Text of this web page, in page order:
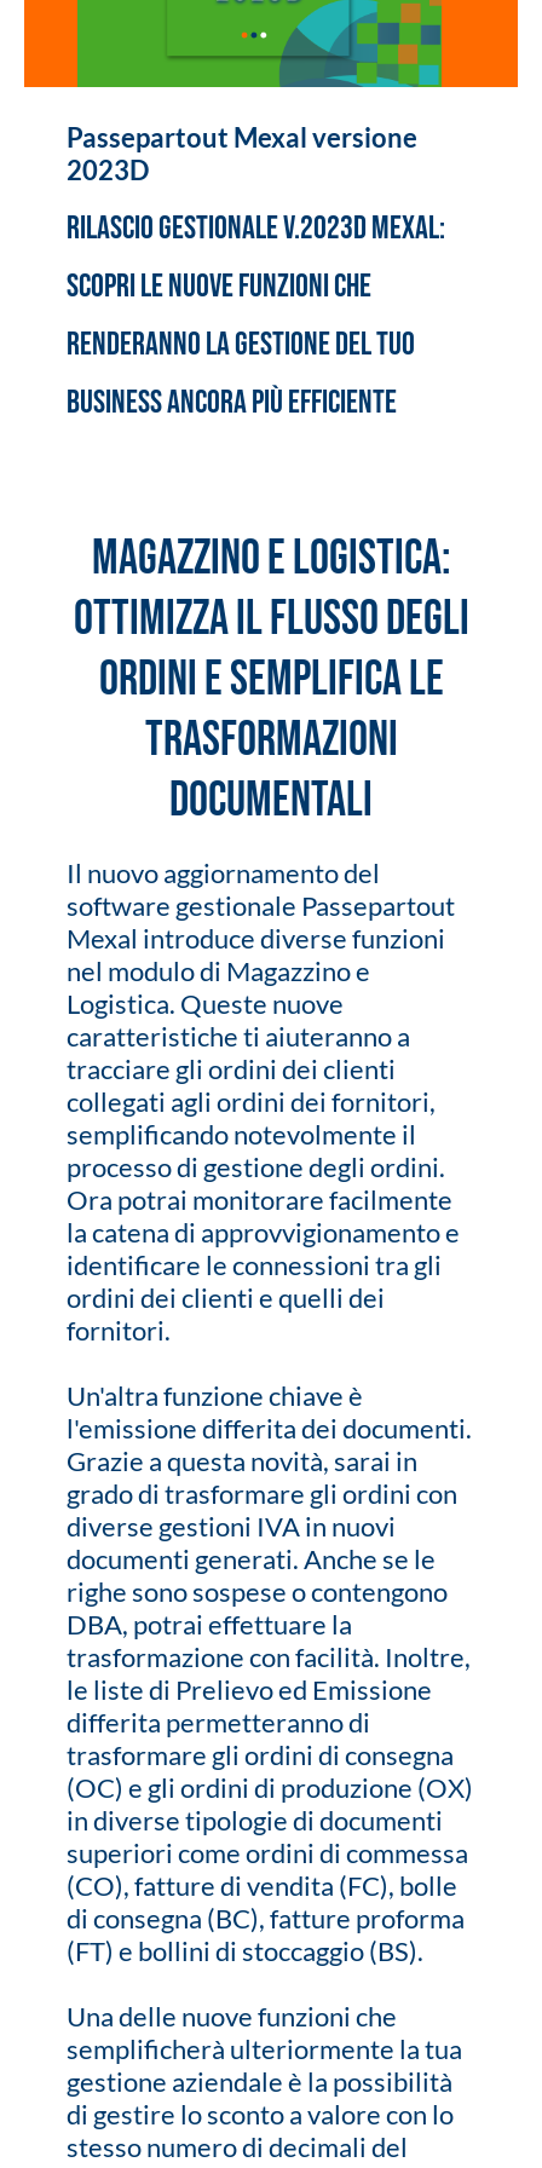
Passepartout Mexal versione
2023D
Rilascio gestionale v.2023D Mexal:
scopri le nuove funzioni che
renderanno la gestione del tuo
business ancora più efficiente
Magazzino e Logistica:
ottimizza il flusso degli
ordini e semplifica le
trasformazioni
documentali
Il nuovo aggiornamento del
software gestionale Passepartout
Mexal introduce diverse funzioni
nel modulo di Magazzino e
Logistica. Queste nuove
caratteristiche ti aiuteranno a
tracciare gli ordini dei clienti
collegati agli ordini dei fornitori,
semplificando notevolmente il
processo di gestione degli ordini.
Ora potrai monitorare facilmente
la catena di approvvigionamento e
identificare le connessioni tra gli
ordini dei clienti e quelli dei
fornitori.
Un'altra funzione chiave è
l'emissione differita dei documenti.
Grazie a questa novità, sarai in
grado di trasformare gli ordini con
diverse gestioni IVA in nuovi
documenti generati. Anche se le
righe sono sospese o contengono
DBA, potrai effettuare la
trasformazione con facilità. Inoltre,
le liste di Prelievo ed Emissione
differita permetteranno di
trasformare gli ordini di consegna
(OC) e gli ordini di produzione (OX)
in diverse tipologie di documenti
superiori come ordini di commessa
(CO), fatture di vendita (FC), bolle
di consegna (BC), fatture proforma
(FT) e bollini di stoccaggio (BS).
Una delle nuove funzioni che
semplificherà ulteriormente la tua
gestione aziendale è la possibilità
di gestire lo sconto a valore con lo
stesso numero di decimali del